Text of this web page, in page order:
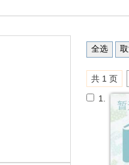
共 1 页
1.